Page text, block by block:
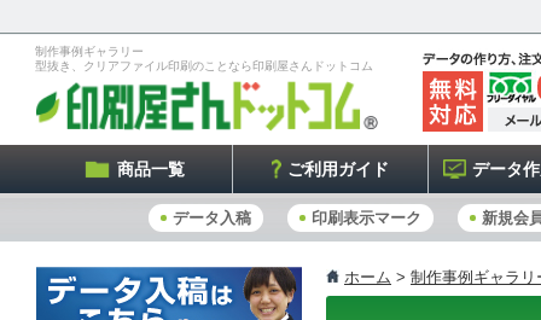
制作事例ギャラリー
型抜き、クリアファイル印刷のことなら印刷屋さんドットコム
商品一覧 ご利用ガイド データ
データ入稿 印刷表示マーク 新規会
ホーム > 制作事例ギャラリ